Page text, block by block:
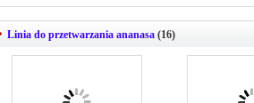
Linia do przetwarzania ananasa (16)